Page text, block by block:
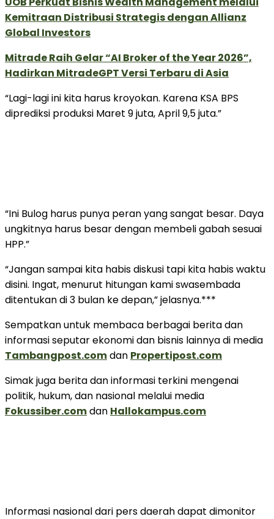
Kemitraan Distribusi Strategis dengan Allianz
Global Investors
Mitrade Raih Gelar “AI Broker of the Year 2026”,
Hadirkan MitradeGPT Versi Terbaru di Asia
“Lagi-lagi ini kita harus kroyokan. Karena KSA BPS
diprediksi produksi Maret 9 juta, April 9,5 juta.”
“Ini Bulog harus punya peran yang sangat besar. Daya
ungkitnya harus besar dengan membeli gabah sesuai
HPP.”
“Jangan sampai kita habis diskusi tapi kita habis waktu
disini. Ingat, menurut hitungan kami swasembada
ditentukan di 3 bulan ke depan,” jelasnya.***
Sempatkan untuk membaca berbagai berita dan
informasi seputar ekonomi dan bisnis lainnya di media
Tambangpost.comdan Propertipost.com
Simak juga berita dan informasi terkini mengenai
politik, hukum, dan nasional melalui media
Fokussiber.comdan Hallokampus.com
Informasi nasional dari pers daerah dapat dimonitor